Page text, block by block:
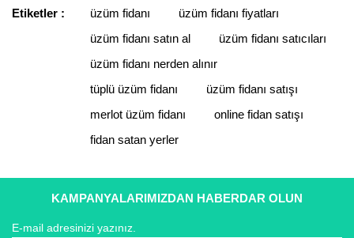
Yorum Yaz
Ürün resmi kalitesiz, bozuk veya görüntülenemiyor.
Ürün açıklamasında eksik bilgiler bulunuyor.
Ürün bilgilerinde hatalar bulunuyor.
Etiketler : üzüm fidanı
üzüm fidanı fiyatları
üzüm fidanı satın al
üzüm fidanı satıcıları
üzüm fidanı nerden alınır
tüplü üzüm fidanı
üzüm fidanı satışı
merlot üzüm fidanı
online fidan satışı
fidan satan yerler
KAMPANYALARIMIZDAN HABERDAR OLUN